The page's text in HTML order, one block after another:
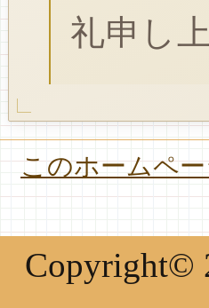
礼申し
このホームペ
Copyright©